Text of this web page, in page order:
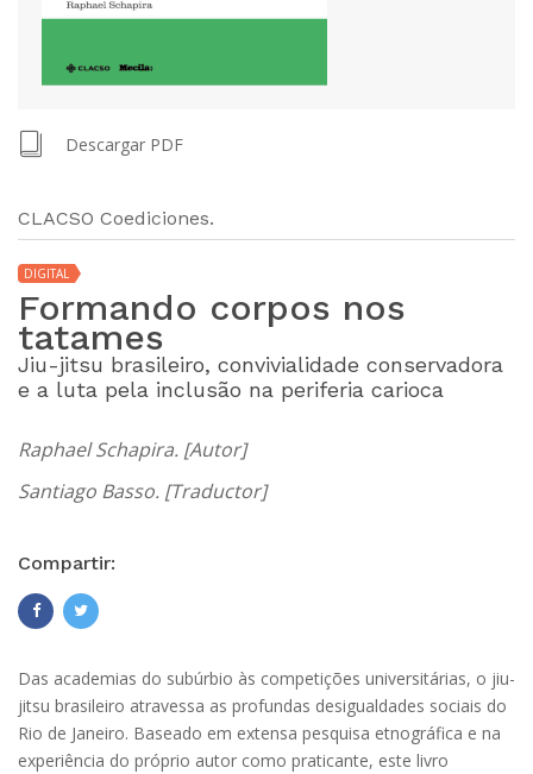
Descargar PDF
CLACSO Coediciones.
DIGITAL
Formando corpos nos
tatames
Jiu-jitsu brasileiro, convivialidade conservadora
e a luta pela inclusão na periferia carioca
Raphael Schapira. [Autor]
Santiago Basso. [Traductor]
Compartir:
Das academias do subúrbio às competições universitárias, o jiu-
jitsu brasileiro atravessa as profundas desigualdades sociais do
Rio de Janeiro. Baseado em extensa pesquisa etnográfica e na
experiência do próprio autor como praticante, este livro